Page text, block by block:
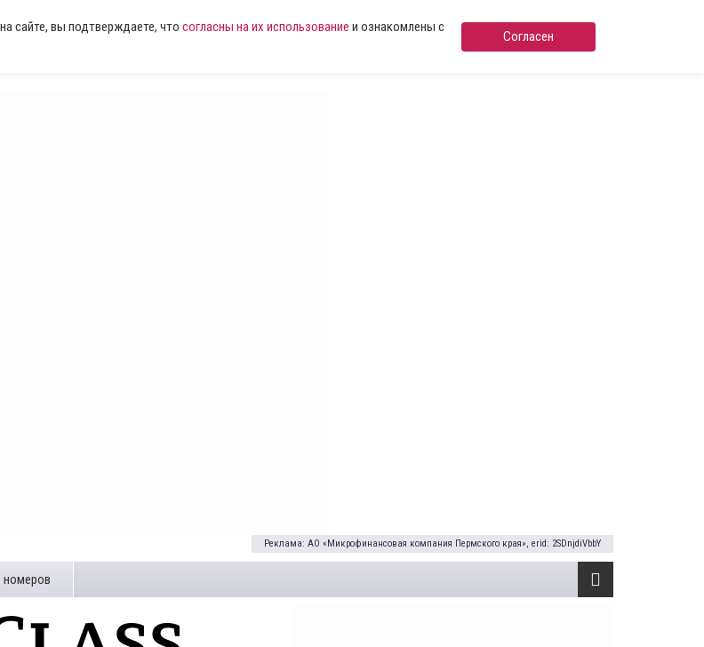
сайте, вы подтверждаете, что согласны на их использование и ознакомлены с
Согласен
Реклама: АО «Микрофинансовая компания Пермского края», erid: 2SDnjdiVbbY
номеров